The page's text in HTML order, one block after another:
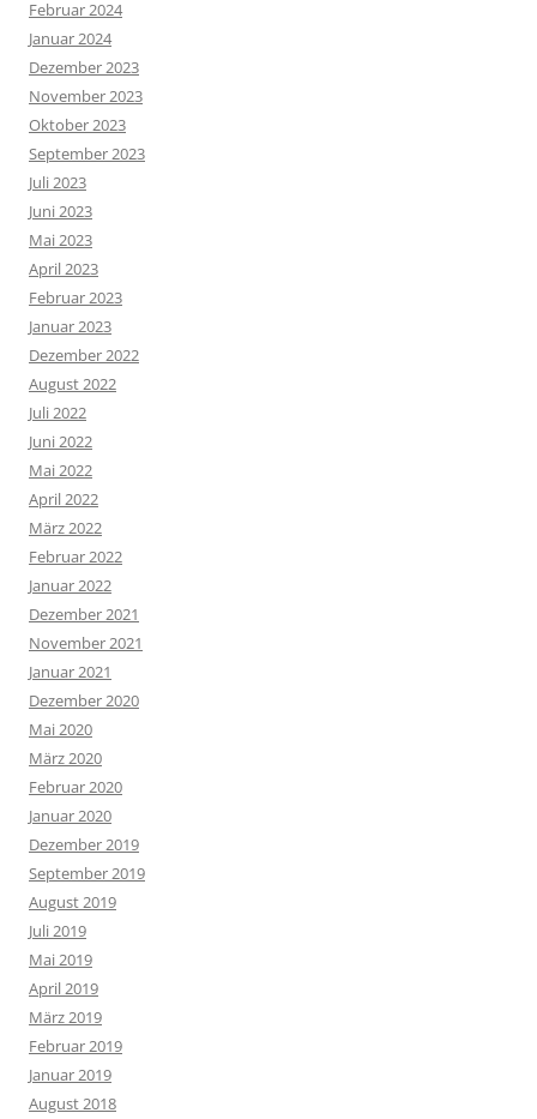
Februar 2024
Januar 2024
Dezember 2023
November 2023
Oktober 2023
September 2023
Juli 2023
Juni 2023
Mai 2023
April 2023
Februar 2023
Januar 2023
Dezember 2022
August 2022
Juli 2022
Juni 2022
Mai 2022
April 2022
März 2022
Februar 2022
Januar 2022
Dezember 2021
November 2021
Januar 2021
Dezember 2020
Mai 2020
März 2020
Februar 2020
Januar 2020
Dezember 2019
September 2019
August 2019
Juli 2019
Mai 2019
April 2019
März 2019
Februar 2019
Januar 2019
August 2018